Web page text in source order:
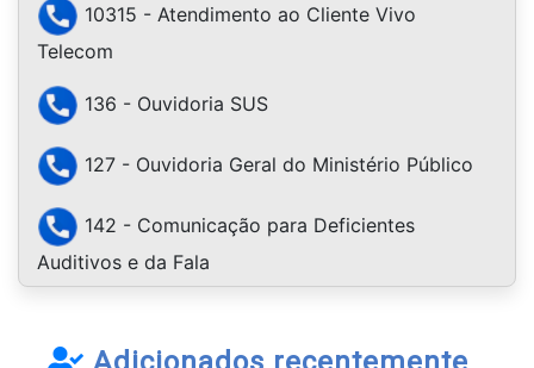
10315 - Atendimento ao Cliente Vivo
Telecom
136 - Ouvidoria SUS
127 - Ouvidoria Geral do Ministério Público
142 - Comunicação para Deficientes
Auditivos e da Fala